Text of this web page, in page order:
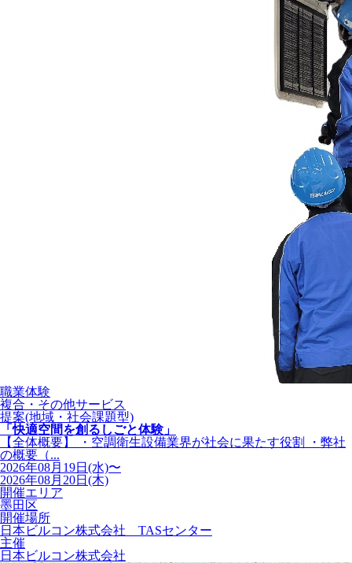
職業体験
複合・その他サービス
提案(地域・社会課題型)
「快適空間を創るしごと体験」
【全体概要】 ・空調衛生設備業界が社会に果たす役割 ・弊社
の概要（...
2026年08月19日(水)〜
2026年08月20日(木)
開催エリア
墨田区
開催場所
日本ビルコン株式会社 TASセンター
主催
日本ビルコン株式会社